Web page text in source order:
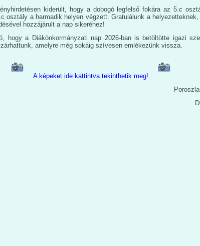
kiderült, hogy a dobogó legfelső fokára az 5.c
osztály a harmadik helyen végzett. Gratulálunk a
hozzájárult a nap sikeréhez!
hogy a Diákönkormányzati nap 2026-ban is betöltötte igazi
amelyre még sokáig szívesen emlékezünk vissza.
A képeket ide kattintva tekinthetik meg!
Bereczki
segítő